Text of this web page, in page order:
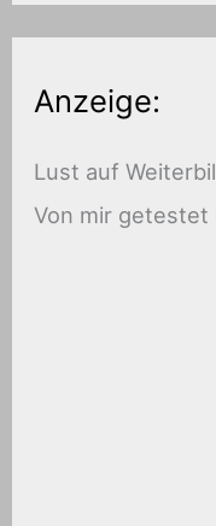
Anzeige:
Lust auf
Von mir